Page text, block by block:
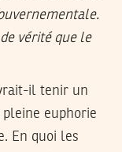
vérité que le
il tenir un
euphorie
En quoi les